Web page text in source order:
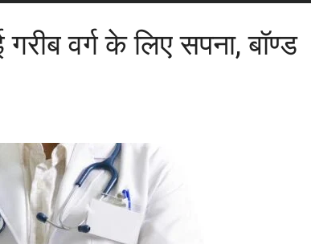
गरीब वर्ग के लिए सपना, बॉण्ड